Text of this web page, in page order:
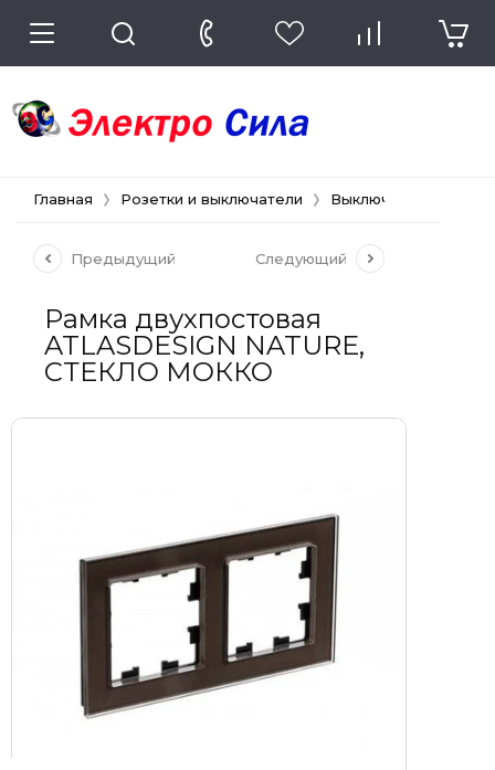
Главная Розетки и выключатели Выключатели и
Предыдущий Следующий
Рамка двухпостовая
ATLASDESIGN NATURE,
СТЕКЛО МОККО